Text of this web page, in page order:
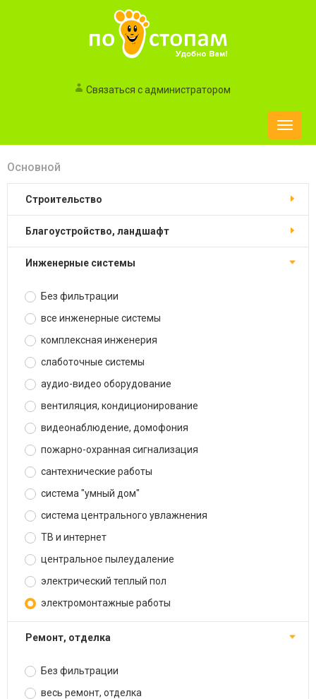
Связаться с администратором
Toggle
Основной
строительство
благоустройство, ландшафт
инженерные системы
Без фильтрации
все инженерные системы
комплексная инженерия
слаботочные системы
аудио-видео оборудование
вентиляция, кондиционирование
видеонаблюдение, домофония
пожарно-охранная сигнализация
сантехнические работы
система "умный дом"
система центрального увлажнения
ТВ и интернет
центральное пылеудаление
электрический теплый пол
электромонтажные работы
ремонт, отделка
Без фильтрации
весь ремонт, отделка